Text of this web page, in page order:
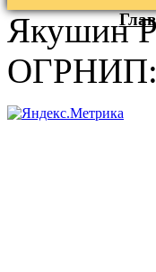
Якушин
ОГРНИП: